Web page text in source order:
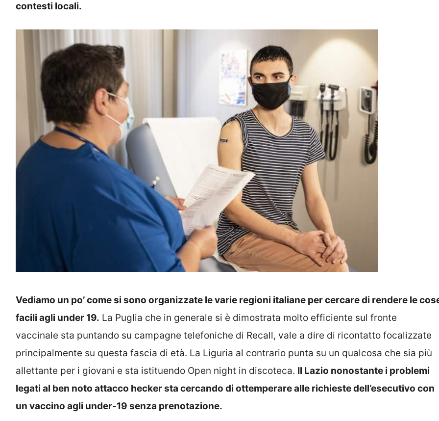
contesti locali.
Vediamo un po’ come si sono organizzate le varie regioni italiane per cercare di rendere le
facili agli under 19. La Puglia che in generale si è dimostrata molto efficiente sul fronte
vaccinale sta puntando su campagne telefoniche di Recall, vale a dire di ricontatto focalizzate
principalmente su questa fascia di età. La Liguria al contrario punta su un qualcosa che sia più
allettante per i giovani e sta istituendo Open night in discoteca. Il Lazio nonostante i problemi
legati al ben noto attacco hecker sta cercando di ottemperare alle richieste dell’esecutivo con
un vaccino agli under-19 senza prenotazione.